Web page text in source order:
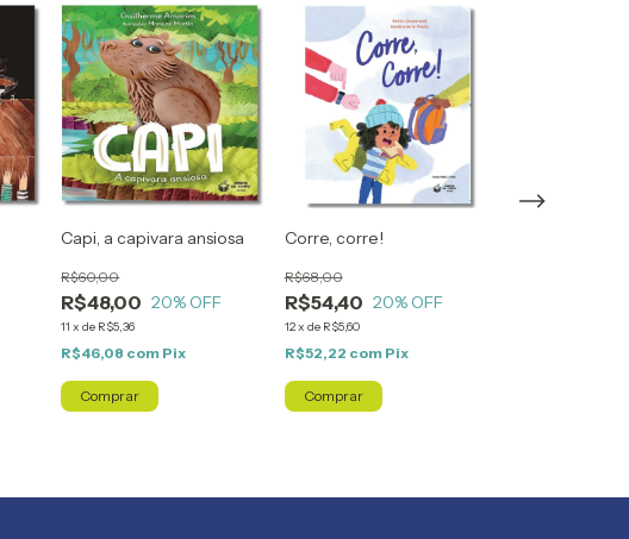
Capi, a capivara ansiosa
R$48,00
R$60,00
20% OFF
11 xde R$5,36
R$46,08 com Pix
Corre, corre!
R$54,40
R$68,00
20% OFF
12x de R$5,60
R$52,22 com Pix